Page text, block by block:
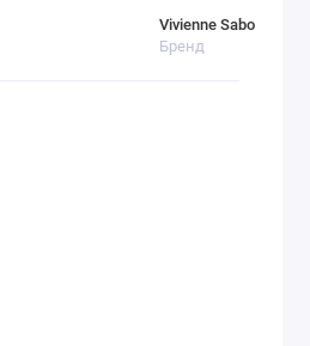
Vivienne Sabo
Бренд